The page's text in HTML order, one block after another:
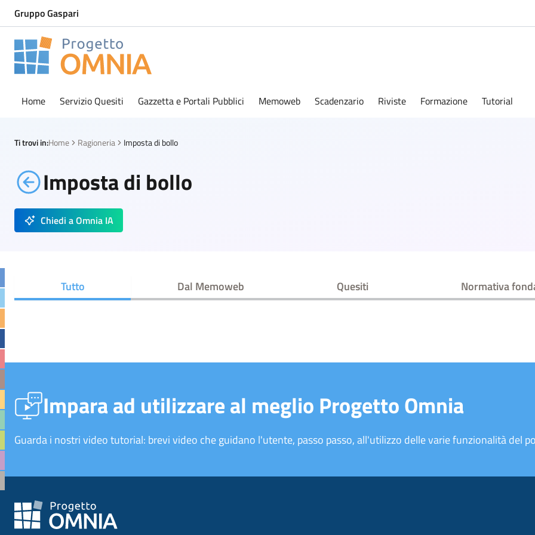
Gruppo Gaspari
Progetto Omnia
Home Servizio Quesiti Gazzetta e Portali Pubblici Memoweb Scadenzario Riviste Formazione Tutorial
Ti trovi in:Home Ragioneria Imposta di bollo
Imposta di bollo
Chiedi a Omnia IA
Tutto Dal Memoweb Quesiti Normativa
Impara ad utilizzare al meglio Progetto Omnia
Guarda i nostri video tutorial: brevi video che guidano l'utente, passo passo, all'utilizzo delle varie funzionalità del